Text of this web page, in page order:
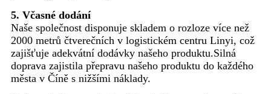
5. Včasné dodání
Naše společnost disponuje skladem o rozloze více než
2000 metrů čtverečních v logistickém centru Linyi, což
zajišťuje adekvátní dodávky našeho produktu.Silná
doprava zajistila přepravu našeho produktu do každého
města v Číně s nižšími náklady.